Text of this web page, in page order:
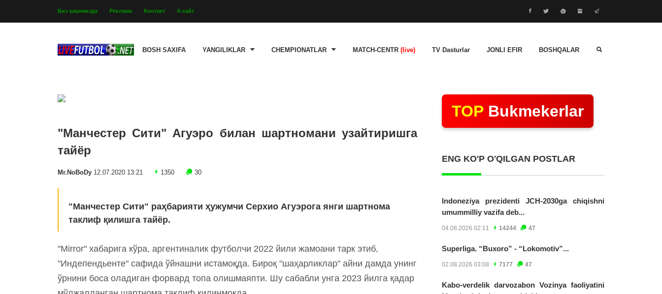
Биз ҳақимизда Реклама Контакт Х-сайт
BOSH SAXIFA YANGILIKLAR CHEMPIONATLAR MATCH-CENTR (live) TV Dasturlar JONLI EFIR BOSHQALAR
"Манчестер Сити" Агуэро билан шартномани узайтиришга
тайёр
Mr.NoBoDy 12.07.2020 13:21 1350 30
"Манчестер Сити" раҳбарияти ҳужумчи Серхио Агуэрога янги шартнома
таклиф қилишга тайёр.
"Mirror" хабарига кўра, аргентиналик футболчи 2022 йили жамоани тарк этиб,
"Индепендьенте" сафида ўйнашни истамоқда. Бироқ "шаҳарликлар" айни дамда унинг
ўрнини боса оладиган форвард топа олишмаяпти. Шу сабабли унга 2023 йилга қадар
TOP Bukmekerlar
ENG KO'P O'QILGAN POSTLAR
Indoneziya prezidenti JCH-2030ga chiqishni
umummilliy vazifa deb...
04.08.2026 02:11 14244 47
Superliga. “Buxoro” - “Lokomotiv”...
02.08.2026 03:08 7177 47
Kabo-verdelik darvozabon Vozinya faoliyatini